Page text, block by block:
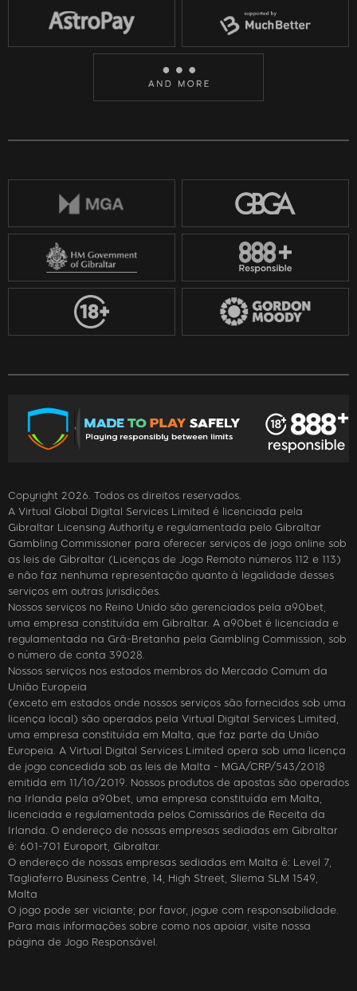
Copyright 2026. Todos os direitos reservados.
A Virtual Global Digital Services Limited é licenciada pela
Gibraltar Licensing Authority e regulamentada pelo Gibraltar
Gambling Commissioner para oferecer serviços de jogo online sob
as leis de Gibraltar (Licenças de Jogo Remoto números 112 e 113)
e não faz nenhuma representação quanto à legalidade desses
serviços em outras jurisdições.
Nossos serviços no Reino Unido são gerenciados pela a90bet,
uma empresa constituída em Gibraltar. A a90bet é licenciada e
regulamentada na Grã-Bretanha pela Gambling Commission, sob
o número de conta 39028.
Nossos serviços nos estados membros do Mercado Comum da
União Europeia
(exceto em estados onde nossos serviços são fornecidos sob uma
licença local) são operados pela Virtual Digital Services Limited,
uma empresa constituída em Malta, que faz parte da União
Europeia. A Virtual Digital Services Limited opera sob uma licença
de jogo concedida sob as leis de Malta - MGA/CRP/543/2018
emitida em 11/10/2019. Nossos produtos de apostas são operados
na Irlanda pela a90bet, uma empresa constituída em Malta,
licenciada e regulamentada pelos Comissários de Receita da
Irlanda. O endereço de nossas empresas sediadas em Gibraltar
é: 601-701 Europort, Gibraltar.
O endereço de nossas empresas sediadas em Malta é: Level 7,
Tagliaferro Business Centre, 14, High Street, Sliema SLM 1549,
Malta
O jogo pode ser viciante; por favor, jogue com responsabilidade.
Para mais informações sobre como nos apoiar, visite nossa
página de Jogo Responsável.